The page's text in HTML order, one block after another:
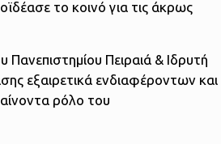
το κοινό για τις άκρως
Πειραιά & Ιδρυτή
εξαιρετικά ενδιαφέροντων και
ρόλο του